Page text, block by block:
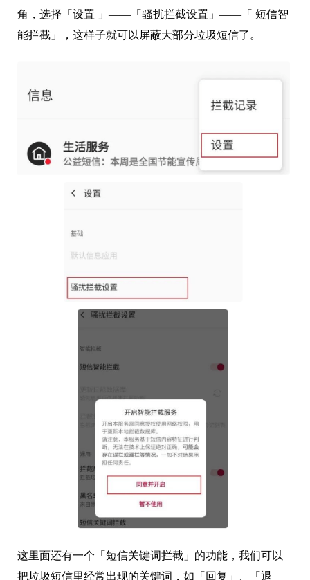
角，选择「设置 」——「骚扰拦截设置」——「 短信智
能拦截」，这样子就可以屏蔽大部分垃圾短信了。
这里面还有一个「短信关键词拦截」的功能，我们可以
把垃圾短信里经常出现的关键词，如「回复」、「退